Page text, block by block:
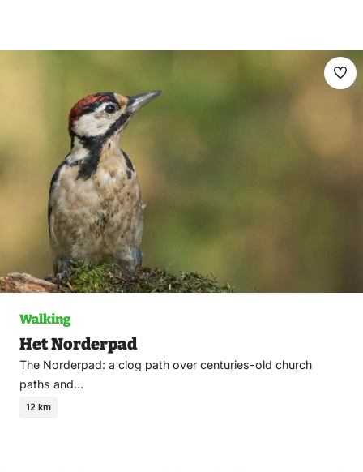
Walking
Het Norderpad
The Norderpad: a clog path over centuries-old church
paths and…
12 km